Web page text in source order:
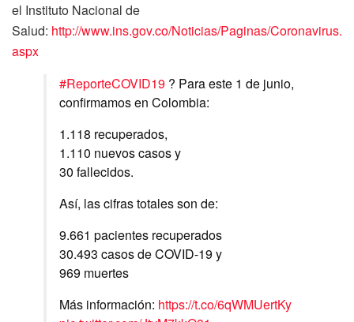
el Instituto Nacional de
Salud: http://www.ins.gov.co/Noticias/Paginas/Coronavirus.
aspx
#ReporteCOVID19 ? Para este 1 de junio,
confirmamos en Colombia:
1.118 recuperados,
1.110 nuevos casos y
30 fallecidos.
Así, las cifras totales son de:
9.661 pacientes recuperados
30.493 casos de COVID-19 y
969 muertes
Más información: https://t.co/6qWMUertKy